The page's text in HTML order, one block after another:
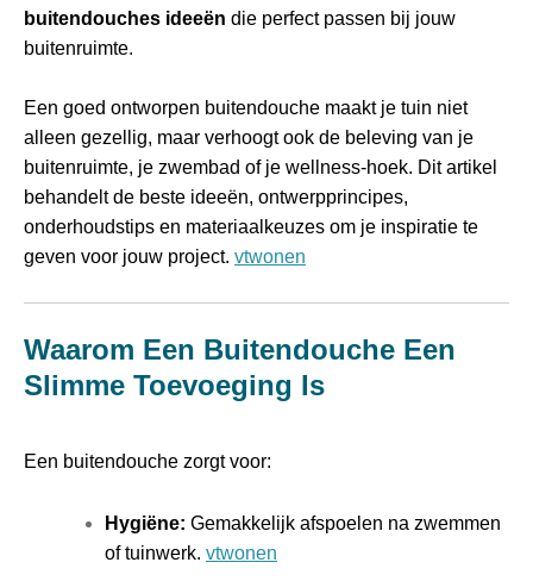
buitendouches ideeën die perfect passen bij jouw
buitenruimte.
Een goed ontworpen buitendouche maakt je tuin niet
alleen gezellig, maar verhoogt ook de beleving van je
buitenruimte, je zwembad of je wellness‑hoek. Dit artikel
behandelt de beste ideeën, ontwerpprincipes,
onderhoudstips en materiaalkeuzes om je inspiratie te
geven voor jouw project. vtwonen
Waarom Een Buitendouche Een
Slimme Toevoeging Is
Een buitendouche zorgt voor:
Hygiëne: Gemakkelijk afspoelen na zwemmen
of tuinwerk. vtwonen